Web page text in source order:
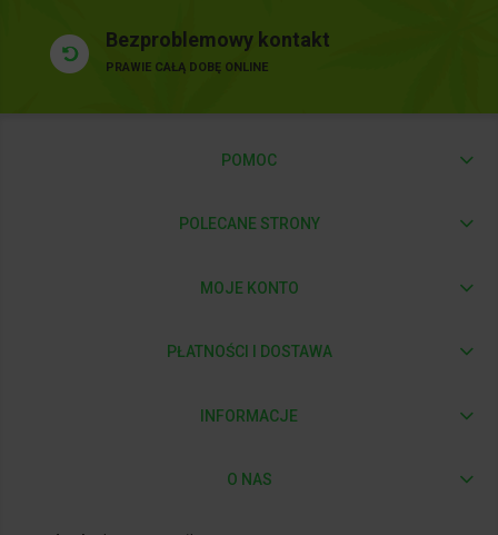
Bezproblemowy kontakt
PRAWIE CAŁĄ DOBĘ ONLINE
POMOC
POLECANE STRONY
MOJE KONTO
PŁATNOŚCI I DOSTAWA
INFORMACJE
O NAS